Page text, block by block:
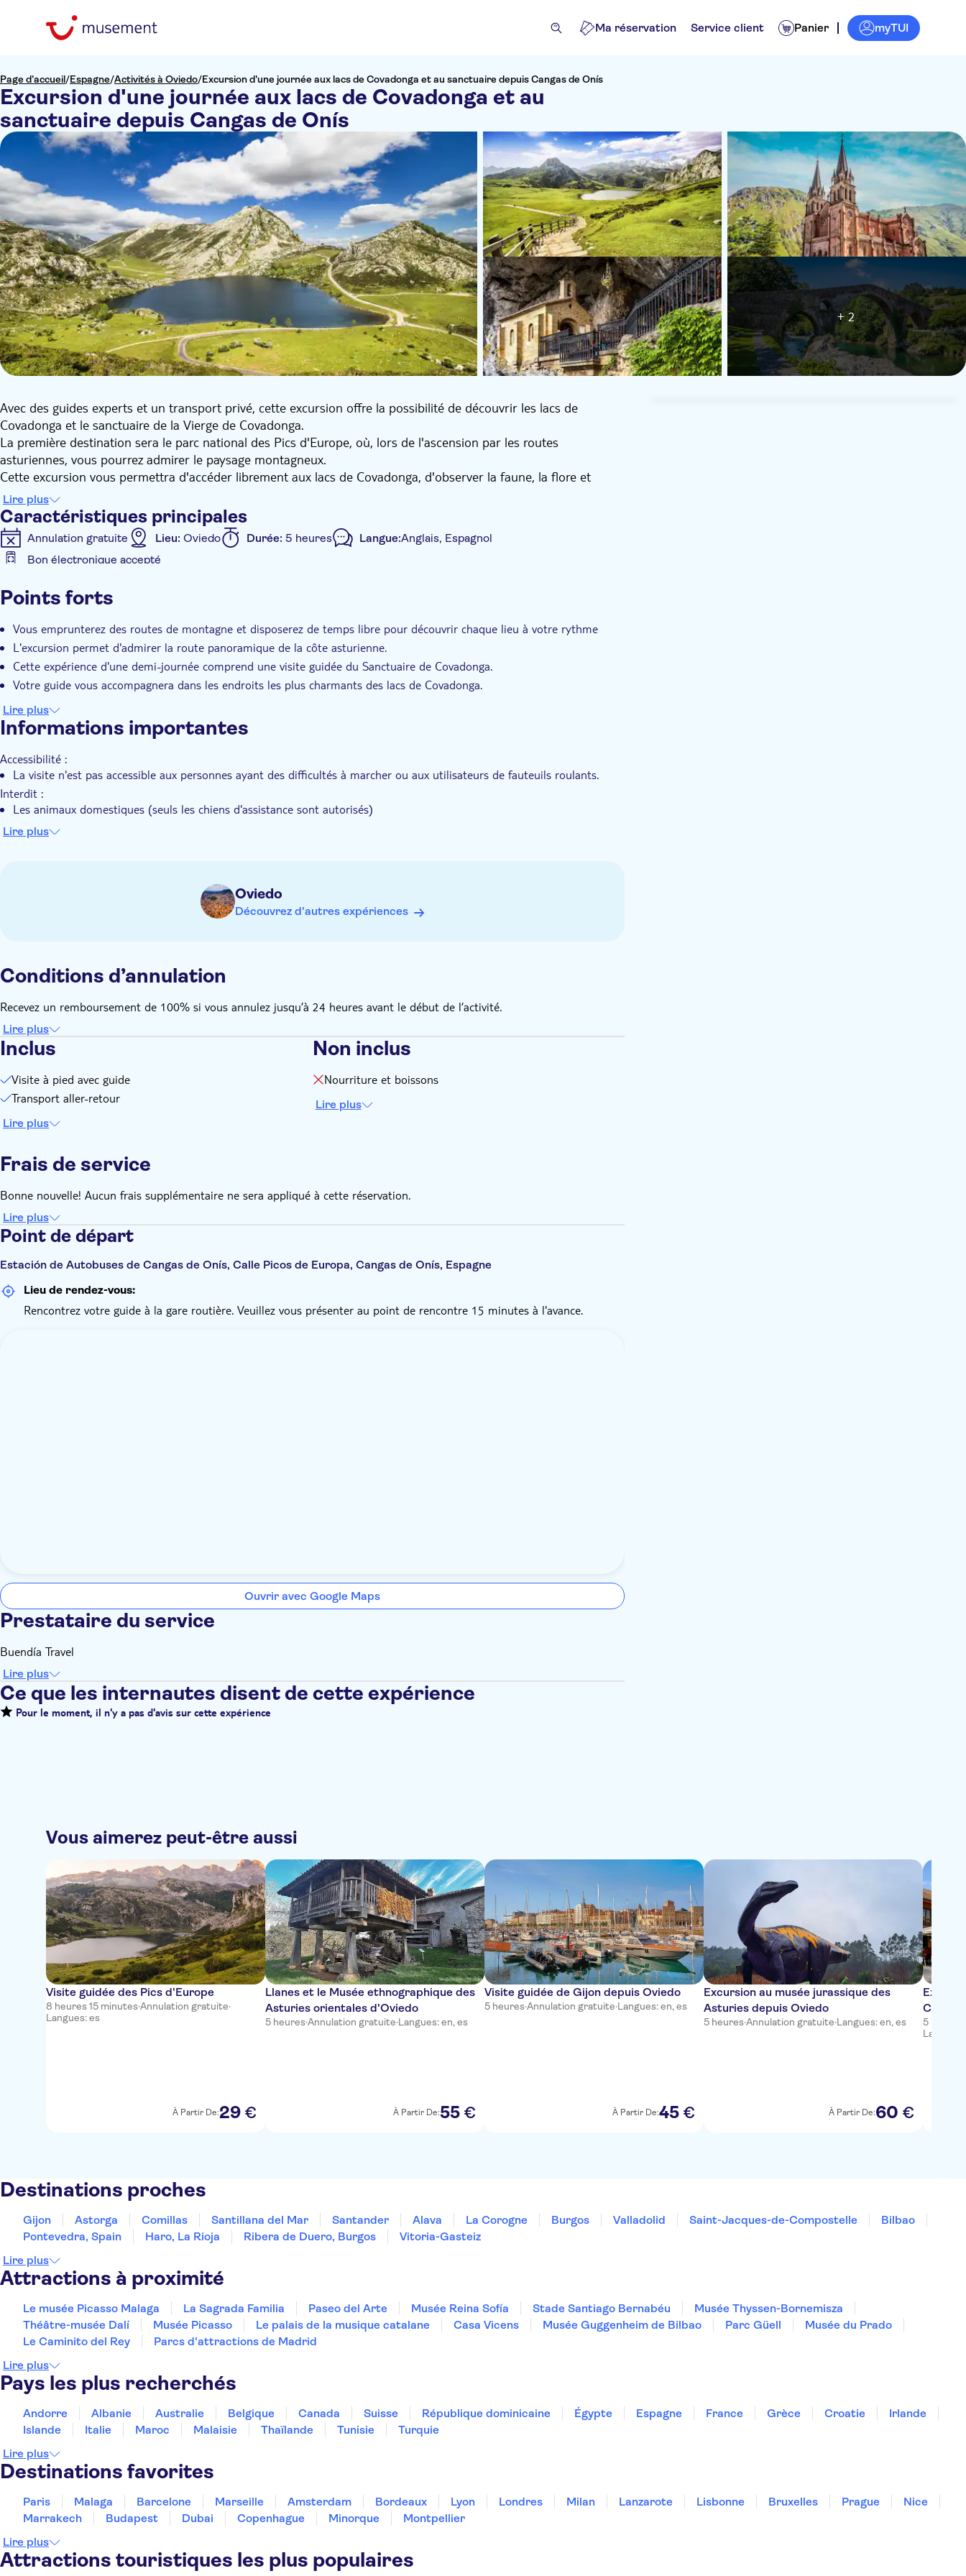
Ma réservation Service client Panier myTUI
Page d’accueil/Espagne/Activités à Oviedo/Excursion d'une journée aux lacs de Covadonga et au sanctuaire depuis Cangas de Onís
Excursion d'une journée aux lacs de Covadonga et au
sanctuaire depuis Cangas de Onís
+ 2
Avec des guides experts et un transport privé, cette excursion offre la possibilité de découvrir les lacs de
Covadonga et le sanctuaire de la Vierge de Covadonga.
La première destination sera le parc national des Pics d'Europe, où, lors de l'ascension par les routes
asturiennes, vous pourrez admirer le paysage montagneux.
Cette excursion vous permettra d'accéder librement aux lacs de Covadonga, d'observer la faune, la flore et
l'environnement, puis de vous rendre au mirador d'Entrelagos pour admirer les lacs d'Enol et d'Ercina. Vous
disposerez d'un peu plus de temps libre pour vous promener, vous détendre et vous rapprocher de la nature.
Ensuite, vous descendrez au Sanctuaire de Covadonga, où vous découvrirez l'histoire des Asturies devant la
Basilique et la Grotte de la Santina. Vous pourrez profiter d'un peu plus de temps libre pour explorer la région.
Enfin, vous retournerez à Cangas de Onís pour une courte visite à pied et apprécierez la gastronomie locale dans
Cette visite de cinq heures vous permettra de connaître deux des lieux les plus emblématiques des Asturies.
Lire plus
Caractéristiques principales
Annulation gratuite Lieu: Oviedo Durée: 5 heures Langue:Anglais, Espagnol
Bon électronique accepté
Confirmation instantanée
Points forts
Vous emprunterez des routes de montagne et disposerez de temps libre pour découvrir chaque lieu à votre rythme
L'excursion permet d'admirer la route panoramique de la côte asturienne.
Cette expérience d'une demi-journée comprend une visite guidée du Sanctuaire de Covadonga.
Votre guide vous accompagnera dans les endroits les plus charmants des lacs de Covadonga.
Lire plus
Informations importantes
Accessibilité :
La visite n'est pas accessible aux personnes ayant des difficultés à marcher ou aux utilisateurs de fauteuils roulants.
Interdit :
Les animaux domestiques (seuls les chiens d'assistance sont autorisés)
Nourriture et boissons dans le bus
Des vêtements et des chaussures confortables
Lire plus
Oviedo
Découvrez d'autres expériences
Conditions d’annulation
Recevez un remboursement de 100% si vous annulez jusqu’à 24 heures avant le début de l’activité.
Lire plus
Inclus
Visite à pied avec guide
Transport aller-retour
Lire plus
Non inclus
Nourriture et boissons
Lire plus
Frais de service
Bonne nouvelle! Aucun frais supplémentaire ne sera appliqué à cette réservation.
Lire plus
Point de départ
Estación de Autobuses de Cangas de Onís, Calle Picos de Europa, Cangas de Onís, Espagne
Lieu de rendez-vous:
Rencontrez votre guide à la gare routière. Veuillez vous présenter au point de rencontre 15 minutes à l'avance.
Ouvrir avec Google Maps
Prestataire du service
Buendía Travel
Lire plus
Ce que les internautes disent de cette expérience
Pour le moment, il n'y a pas d'avis sur cette expérience
Vous aimerez peut-être aussi
Visite guidée des Pics d'Europe
8 heures 15 minutes·Annulation gratuite·
Langues: es
À Partir De:29 €
Llanes et le Musée ethnographique des
Asturies orientales d'Oviedo
5 heures·Annulation gratuite·Langues: en, es
À Partir De:55 €
Visite guidée de Gijon depuis Oviedo
5 heures·Annulation gratuite·Langues: en, es
À Partir De:45 €
Excursion au musée jurassique des
Asturies depuis Oviedo
5 heures·Annulation gratuite·Langues: en, es
À Partir De:60 €
Cabo
5
Langues:
Destinations proches
Gijon Astorga Comillas Santillana del Mar Santander Alava La Corogne Burgos Valladolid Saint-Jacques-de-Compostelle
Bilbao
Pontevedra, Spain
Haro, La Rioja Ribera de Duero, Burgos
Vitoria-Gasteiz
Lire plus
Attractions à proximité
Le musée Picasso Malaga La Sagrada Familia Paseo del Arte Musée Reina Sofía Stade Santiago Bernabéu
Musée Thyssen-Bornemisza
Théâtre-musée Dalí
Musée Picasso Le palais de la musique catalane Casa Vicens Musée Guggenheim de Bilbao Parc Güell
Musée du Prado
Le Caminito del Rey
Parcs d'attractions de Madrid
Lire plus
Pays les plus recherchés
Andorre Albanie Australie Belgique Canada Suisse République dominicaine Égypte Espagne France Grèce Croatie
Irlande
Islande
Italie Maroc Malaisie Thaïlande Tunisie
Turquie
Lire plus
Destinations favorites
Paris Malaga Barcelone Marseille Amsterdam Bordeaux Lyon Londres Milan Lanzarote Lisbonne Bruxelles Prague
Nice
Marrakech
Budapest Dubai Copenhague Minorque
Montpellier
Lire plus
Attractions touristiques les plus populaires